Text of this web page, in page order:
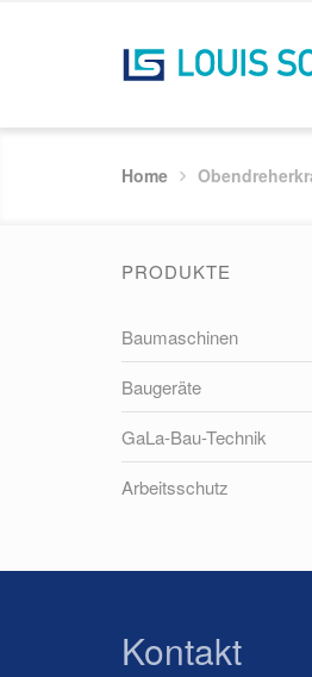
Home
PRODUKTE
Baumaschinen
Baugeräte
GaLa-Bau-Technik
Arbeitsschutz
Kontakt